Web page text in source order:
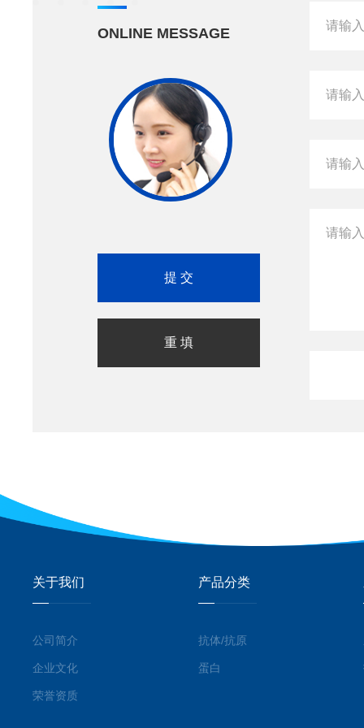
ONLINE MESSAGE
关于我们
公司简介
企业文化
荣誉资质
产品分类
抗体/抗原
蛋白